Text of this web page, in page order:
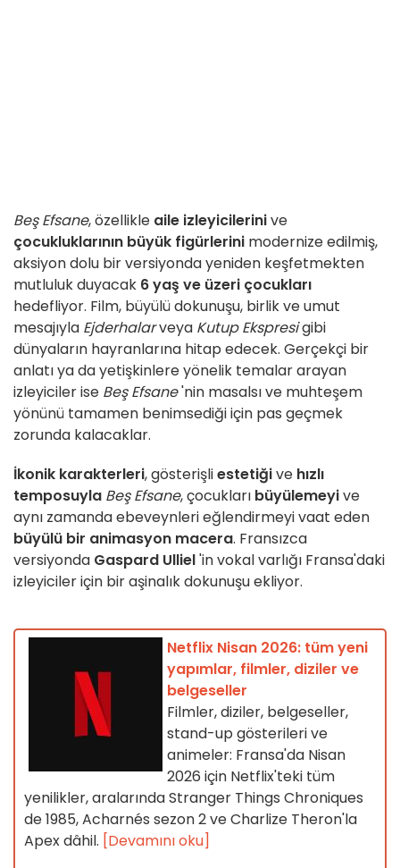
Beş Efsane, özellikle aile izleyicilerinive
çocukluklarının büyük figürlerini modernize edilmiş,
aksiyon dolu bir versiyonda yeniden keşfetmekten
mutluluk duyacak 6 yaş ve üzeri çocukları
hedefliyor. Film, büyülü dokunuşu, birlik ve umut
mesajıyla Ejderhalarveya Kutup Ekspresigibi
dünyaların hayranlarına hitap edecek. Gerçekçi bir
anlatı ya da yetişkinlere yönelik temalar arayan
izleyiciler ise Beş Efsane'nin masalsı ve muhteşem
yönünü tamamen benimsediği için pas geçmek
zorunda kalacaklar.
İkonik karakterleri, gösterişliestetiğive hızlı
temposuyla Beş Efsane, çocukları büyülemeyive
aynı zamanda ebeveynleri eğlendirmeyi vaat eden
büyülü bir animasyon macera. Fransızca
versiyonda Gaspard Ulliel'in vokal varlığı Fransa'daki
izleyiciler için bir aşinalık dokunuşu ekliyor.
Netflix Nisan 2026: tüm yeni
yapımlar, filmler, diziler ve
belgeseller
Filmler, diziler, belgeseller,
stand-up gösterileri ve
animeler: Fransa'da Nisan
2026 için Netflix'teki tüm
yenilikler, aralarında Stranger Things Chroniques
de 1985, Acharnés sezon 2 ve Charlize Theron'la
Apex dâhil. [Devamını oku]